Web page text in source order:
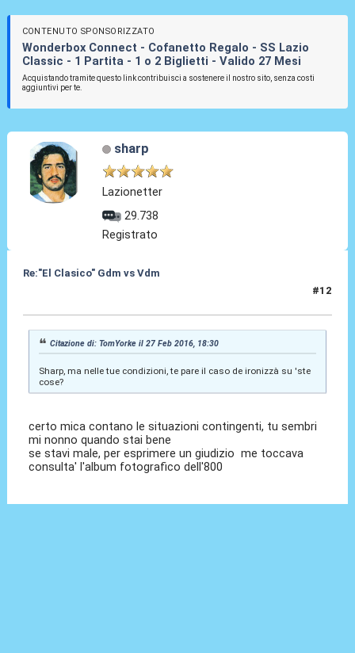
CONTENUTO SPONSORIZZATO
Wonderbox Connect - Cofanetto Regalo - SS Lazio
Classic - 1 Partita - 1 o 2 Biglietti - Valido 27 Mesi
Acquistando tramite questo link contribuisci a sostenere il nostro sito, senza costi
aggiuntivi per te.
sharp
Lazionetter
29.738
Registrato
Re:"El Clasico" Gdm vs Vdm
#12
Citazione di: TomYorke il 27 Feb 2016, 18:30
Sharp, ma nelle tue condizioni, te pare il caso de ironizzà su 'ste
cose?
certo mica contano le situazioni contingenti, tu sembri
mi nonno quando stai bene
se stavi male, per esprimere un giudizio me toccava
consulta' l'album fotografico dell'800